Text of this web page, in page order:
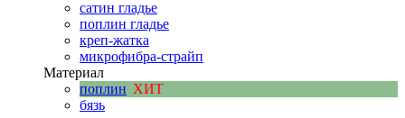
сатин гладье
поплин гладье
креп-жатка
микрофибра-страйп
Материал
поплин ХИТ
бязь